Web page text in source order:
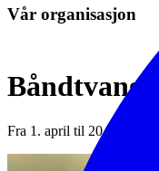
Vår organisasjon
Båndtvang
Fra 1. april til 20. august